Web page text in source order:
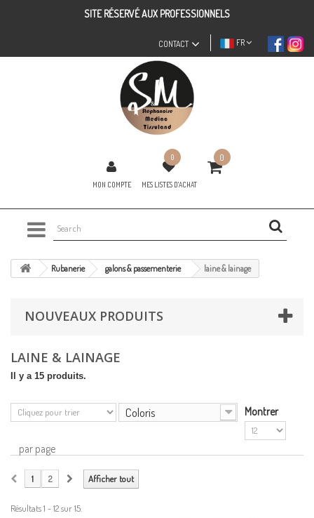
SITE RÉSERVÉ AUX PROFESSIONNELS
FR
CONTACT
MON COMPTE
0
MES LISTES D'ACHAT
0
Rubanerie galons & passementerie laine & lainage
NOUVEAUX PRODUITS
LAINE & LAINAGE
Il y a 15 produits.
Coloris Montrer
par page
Afficher tout
1 2
Résultats 1 - 12 sur 15.